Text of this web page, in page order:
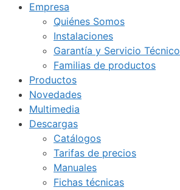
Empresa
Quiénes Somos
Instalaciones
Garantía y Servicio Técnico
Familias de productos
Productos
Novedades
Multimedia
Descargas
Catálogos
Tarifas de precios
Manuales
Fichas técnicas